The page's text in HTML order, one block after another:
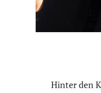
Hinter den